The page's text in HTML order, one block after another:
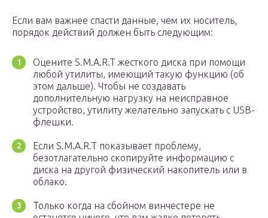
Если вам важнее спасти данные, чем их носитель,
порядок действий должен быть следующим:
Оцените S.M.A.R.T жесткого диска при помощи
любой утилиты, имеющий такую функцию (об
этом дальше). Чтобы не создавать
дополнительную нагрузку на неисправное
устройство, утилиту желательно запускать с USB-
флешки.
Если S.M.A.R.T показывает проблему,
безотлагательно скопируйте информацию с
диска на другой физический накопитель или в
облако.
Только когда на сбойном винчестере не